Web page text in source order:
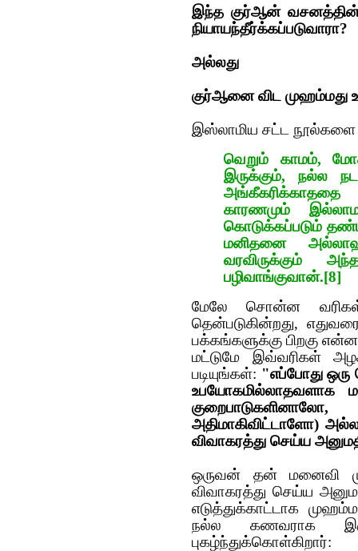
இந்த குர்‍ஆன் வசனத்தின்
நியாயந்தீர்க்கப்படுவாரா?
அல்ல‌து
குர்‍ஆனை விட‌ முஹ‌ம்ம‌து
இஸ்லாமிய‌ ச‌ட்ட‌ நூல்களை
வெறும் காமம்,
இருக்கும், நல்ல
காரணமும்
கொடுக்கப்படும்
மனிதனை
வரவிருக்கும்
பழிவாங்குவான்.[8]
மேலே சொன்ன வரிகள்
தென்படுகின்றது,
பக்கங்களுக்கு பிறகு
மட்டுமே இவ்வரிகள்
படியுங்கள்: "எப்போது
உபயோகமில்லாதவளாக
அதிமாகிவிட்டாளோ)
விவாகரத்து செய்ய
ஒருவன் தன் மனைவி
விவாகரத்து செய்ய
எடுத்துக்காட்டாக
நல்ல கணவராக
புகழ்ந்துக்கொள்கிறார்: